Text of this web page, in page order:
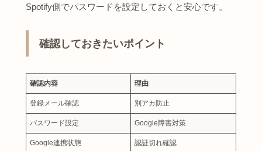
Spotify側でパスワードを設定しておくと安心です。
確認しておきたいポイント
確認内容 理由
登録メール確認 別アカ防止
パスワード設定 Google障害対策
Google連携状態 認証切れ確認